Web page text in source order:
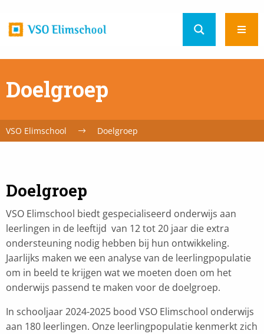
Doelgroep
VSO Elimschool Doelgroep
Doelgroep
VSO Elimschool biedt gespecialiseerd onderwijs aan
leerlingen in de leeftijd van 12 tot 20 jaar die extra
ondersteuning nodig hebben bij hun ontwikkeling.
Jaarlijks maken we een analyse van de leerlingpopulatie
om in beeld te krijgen wat we moeten doen om het
onderwijs passend te maken voor de doelgroep.
In schooljaar 2024-2025 bood VSO Elimschool onderwijs
aan 180 leerlingen. Onze leerlingpopulatie kenmerkt zich